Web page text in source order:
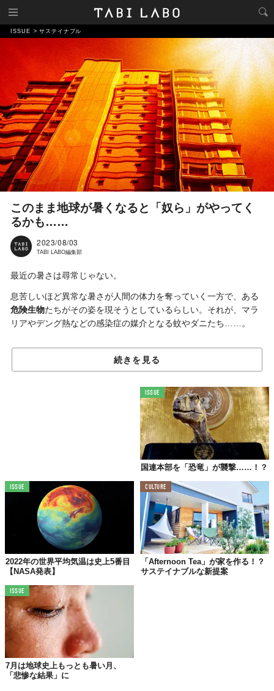
ISSUE サステイナブル
このまま地球が暑くなると「奴ら」がやってく
るかも……
2023/08/03
TABI LABO編集部
最近の暑さは尋常じゃない。
息苦しいほど異常な暑さが人間の体力を奪っていく一方で、ある
危険生物たちがその姿を現そうとしているらしい。それが、マラ
リアやデング熱などの感染症の媒介となる蚊やダニたち……。
世界でもっとも人間を殺している生き物
世界中では毎年、およそ2億4000万件の感染、60万人以上の死亡
が報告されるマラリア。デング熱は、約4億件の感染によって3万
6000人以上が命を落としていると推定されている。
これらの病原体をもつ蚊が生息するのは、亜熱帯など高温多湿の
地域。そのため、気候変動により地球の温度が上昇すれば、彼ら
が生息する地域もおのずと広がっていく可能性があるわけだ。実
キサス州およびフロリダ州において、地元感染したマラリアが7件
発生。医師や講習生性当局のあいだで警戒が高まっているとい
私たちが助かるには？
火事とも言ってはいられない。では、このような危険から身を守
るため、我々はどうすればいいのだろう？
対策として、屋外では虫除けスプレーを使用したり、草薮の中を
歩くときは長ズボンを着用するなど自身で身を守る方法がある。
さらには、雨水などが溜まりやすい場所は水を取り除くといった
対策も。ご存知の通り、溜まった水場は蚊が繁殖するのに好都合
なわけだから、まずはその温床となる元を絶つ意味は大きい。
続きを見る
ISSUE
国連本部を「恐竜」が襲撃……！？
ISSUE
2022年の世界平均気温は史上5番目
【NASA発表】
CULTURE
「Afternoon Tea」が家を作る！？
サステイナブルな新提案
ISSUE
7月は地球史上もっとも暑い月、
「悲惨な結果」に